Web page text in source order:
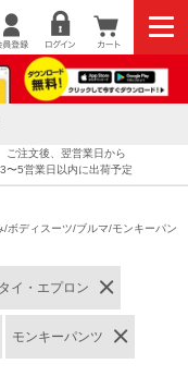
ご注文後、翌営業日から
3〜5営業日以内に出荷予定
ボディスーツ/ブルマ/モンキーパン
イ・エプロン
モンキーパンツ